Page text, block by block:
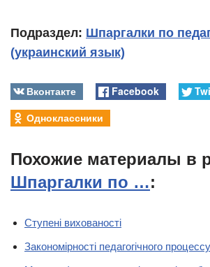
Подраздел: Шпаргалки по
(украинский язык)
Вконтакте Facebook
Одноклассники
Похожие материалы в
Шпаргалки по …:
Ступені вихованості
Закономірності педагогічного процессу